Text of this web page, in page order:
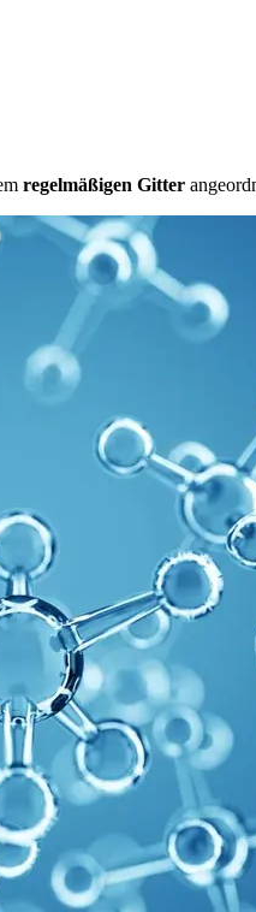
regelmäßigen Gitter